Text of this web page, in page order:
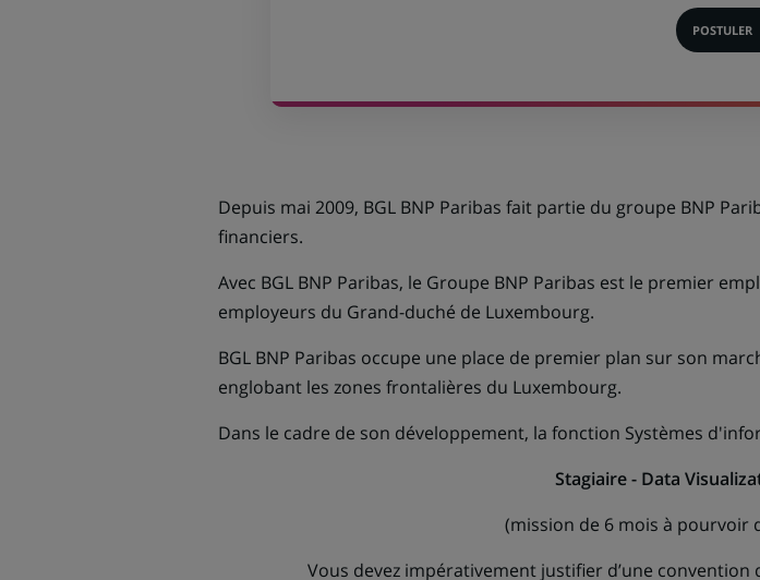
POSTULER
(CE
LIEN
Depuis mai 2009, BGL BNP Paribas fait partie du groupe BNP
financiers.
Avec BGL BNP Paribas, le Groupe BNP Paribas est le premier
employeurs du Grand-duché de Luxembourg.
BGL BNP Paribas occupe une place de premier plan sur son
englobant les zones frontalières du Luxembourg.
Dans le cadre de son développement, la fonction Systèmes
Stagiaire - Data
(mission de 6 mois à pourvoir
Vous devez impérativement justifier d’une